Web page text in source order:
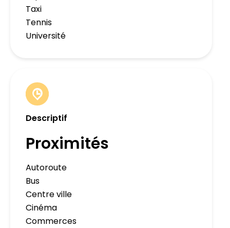
Taxi
Tennis
Université
Descriptif
Proximités
Autoroute
Bus
Centre ville
Cinéma
Commerces